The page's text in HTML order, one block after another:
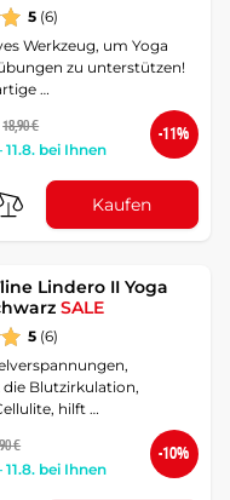
5 (6)
Werkzeug, um Yoga
zu unterstützen!
…
18,90 €
11.8. bei Ihnen
-11%
Kaufen
Lindero II Yoga
SALE
5 (6)
die Blutzirkulation,
hilft …
€
11.8. bei Ihnen
-10%